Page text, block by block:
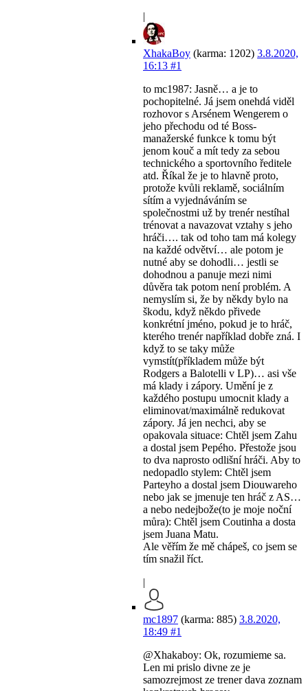
|
XhakaBoy (karma: 1202) 3.8.2020,
16:13 #1
to mc1987: Jasně… a je to
pochopitelné. Já jsem onehdá viděl
rozhovor s Arsénem Wengerem o
jeho přechodu od té Boss-
manažerské funkce k tomu být
jenom kouč a mít tedy za sebou
technického a sportovního ředitele
atd. Říkal že je to hlavně proto,
protože kvůli reklamě, sociálním
sítím a vyjednáváním se
společnostmi už by trenér nestíhal
trénovat a navazovat vztahy s jeho
hráči…. tak od toho tam má kolegy
na každé odvětví… ale potom je
nutné aby se dohodli… jestli se
dohodnou a panuje mezi nimi
důvěra tak potom není problém. A
nemyslím si, že by někdy bylo na
škodu, když někdo přivede
konkrétní jméno, pokud je to hráč,
kterého trenér například dobře zná. I
když to se taky může
vymstít(příkladem může být
Rodgers a Balotelli v LP)… asi vše
má klady i zápory. Umění je z
každého postupu umocnit klady a
eliminovat/maximálně redukovat
zápory. Já jen nechci, aby se
opakovala situace: Chtěl jsem Zahu
a dostal jsem Pepého. Přestože jsou
to dva naprosto odlišní hráči. Aby to
nedopadlo stylem: Chtěl jsem
Parteyho a dostal jsem Diouwareho
nebo jak se jmenuje ten hráč z AS…
a nebo nedejbože(to je moje noční
můra): Chtěl jsem Coutinha a dosta
jsem Juana Matu.
Ale věřím že mě chápeš, co jsem se
tím snažil říct.
|
mc1897 (karma: 885) 3.8.2020,
18:49 #1
@Xhakaboy: Ok, rozumieme sa.
Len mi prislo divne ze je
samozrejmost ze trener dava zoznam